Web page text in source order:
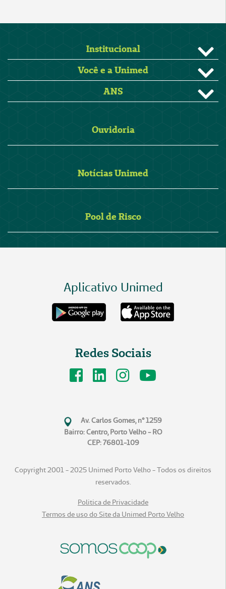
Institucional
Você e a Unimed
ANS
Ouvidoria
Notícias Unimed
Pool de Risco
Aplicativo Unimed
Redes Sociais
Av. Carlos Gomes, n° 1259
Bairro: Centro, Porto Velho - RO
CEP: 76801-109
Copyright 2001 - 2025 Unimed Porto Velho - Todos os direitos
reservados.
Politica de Privacidade
Termos de uso do Site da Unimed Porto Velho